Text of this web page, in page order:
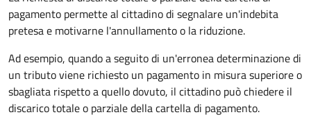
pagamento permette al cittadino di segnalare un'indebita
pretesa e motivarne l'annullamento o la riduzione.
Ad esempio, quando a seguito di un'erronea determinazione di
un tributo viene richiesto un pagamento in misura superiore o
sbagliata rispetto a quello dovuto, il cittadino può chiedere il
discarico totale o parziale della cartella di pagamento.